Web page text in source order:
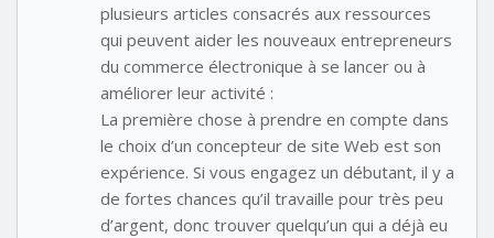
plusieurs articles consacrés aux ressources
qui peuvent aider les nouveaux entrepreneurs
du commerce électronique à se lancer ou à
améliorer leur activité :
La première chose à prendre en compte dans
le choix d’un concepteur de site Web est son
expérience. Si vous engagez un débutant, il y a
de fortes chances qu’il travaille pour très peu
d’argent, donc trouver quelqu’un qui a déjà eu